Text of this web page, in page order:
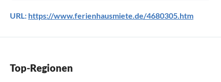
URL: https://www.ferienhausmiete.de/4680305.htm
Top-Regionen